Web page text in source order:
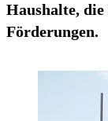
Haushalte,
Förderungen.